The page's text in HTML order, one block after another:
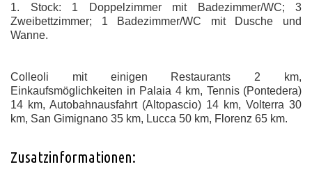
1. Stock: 1 Doppelzimmer mit Badezimmer/WC; 3
Zweibettzimmer; 1 Badezimmer/WC mit Dusche und
Wanne.
Colleoli mit einigen Restaurants 2 km,
Einkaufsmöglichkeiten in Palaia 4 km, Tennis (Pontedera)
14 km, Autobahnausfahrt (Altopascio) 14 km, Volterra 30
km, San Gimignano 35 km, Lucca 50 km, Florenz 65 km.
Zusatzinformationen: